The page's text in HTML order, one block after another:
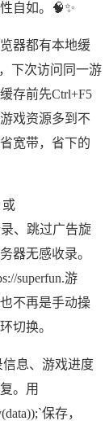
自如。🧠✨
器都有本地缓
下次访问同一游
存前先Ctrl+F5
戏资源多到不
宽带，省下的
或
录、跳过广告旋
器无感收录。
superfun.游
不再是手动操
切换。
信息、游戏进度
。用
保存，